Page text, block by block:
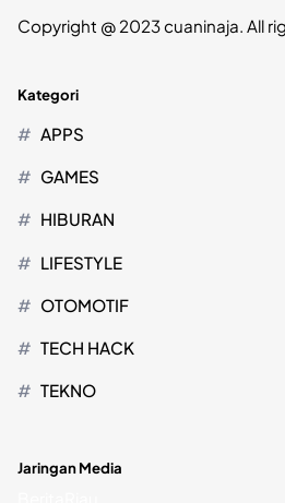
Copyright @ 2023 cuaninaja. All
Kategori
APPS
GAMES
HIBURAN
LIFESTYLE
OTOMOTIF
TECH HACK
TEKNO
Jaringan Media